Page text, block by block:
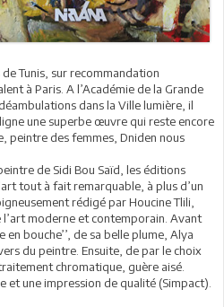
Tunis, sur recommandation
à Paris. A l’Académie de la Grande
dans la Ville lumière, il
une superbe œuvre qui reste encore
peintre des femmes, Dniden nous
de Sidi Bou Saïd, les éditions
tout à fait remarquable, à plus d’un
rédigé par Houcine Tlili,
l’art moderne et contemporain. Avant
en bouche’’, de sa belle plume, Alya
du peintre. Ensuite, de par le choix
chromatique, guère aisé.
et une impression de qualité (Simpact).